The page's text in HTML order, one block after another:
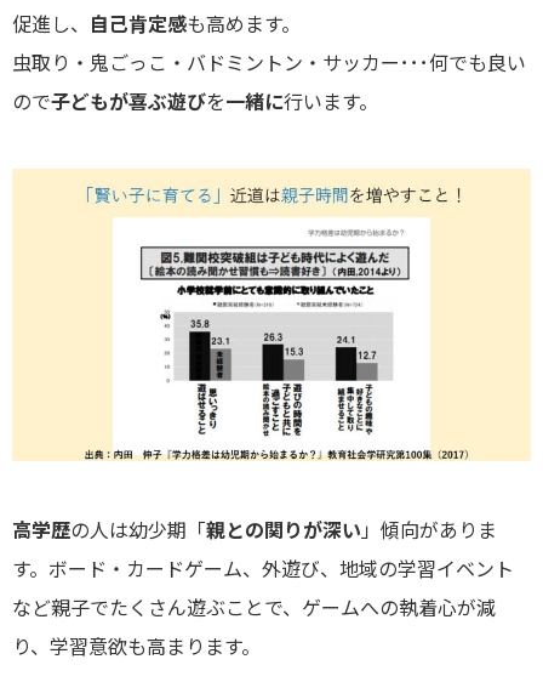
促進し、 自己肯定感も高めます。
虫取り・鬼ごっこ・バドミントン・サッカー･･･何でも良い
ので子どもが喜ぶ遊びを一緒に行います。
高学歴の人は幼少期「親との関りが深い 」傾向がありま
す。ボード・カードゲーム、外遊び、地域の学習イベント
など親子でたくさん遊ぶことで、ゲームへの執着心が減
り、学習意欲も高まります。